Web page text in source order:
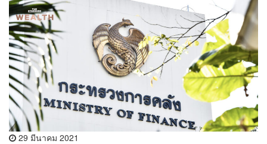
29 มีนาคม 2021